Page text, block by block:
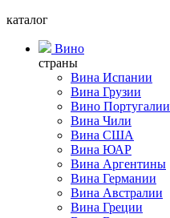
каталог
Вино
страны
Вина Испании
Вина Грузии
Вино Португалии
Вина Чили
Вина США
Вина ЮАР
Вина Аргентины
Вина Германии
Вина Австралии
Вина Греции